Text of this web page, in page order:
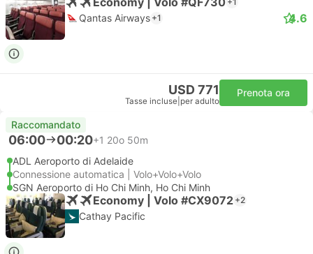
Qantas Airways +1 4.6
USD 771
Tasse incluse per adulto
Prenota ora
Raccomandato
06:00 00:20+1 20o 50m
ADL Aeroporto di Adelaide
Connessione automatica | Volo+Volo+Volo
SGN Aeroporto di Ho Chi Minh, Ho Chi Minh
Economy | Volo #CX9072 +2
Cathay Pacific